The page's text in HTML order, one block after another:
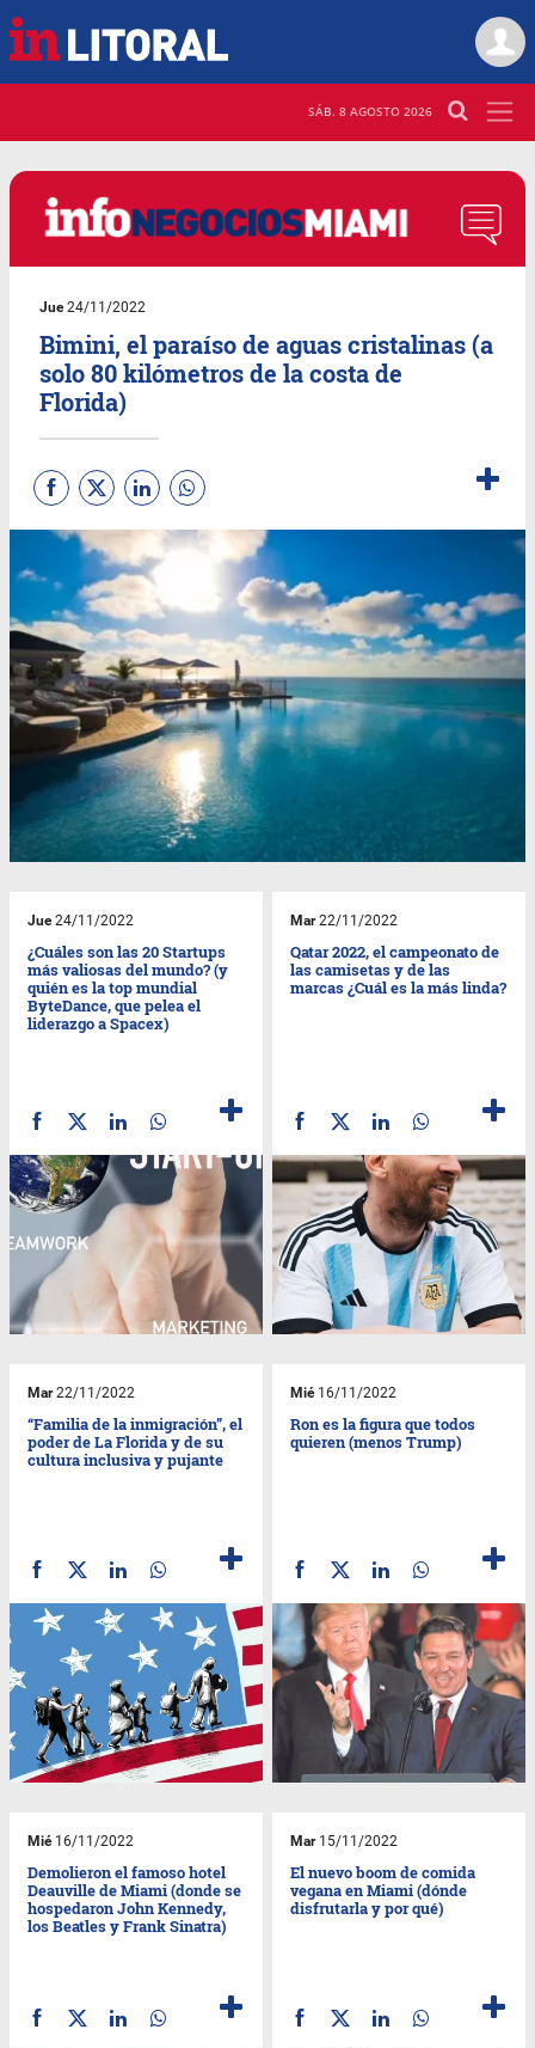
SÁB. 8 AGOSTO 2026
Jue24/11/2022
Bimini, el paraíso de aguas cristalinas (a
solo 80 kilómetros de la costa de
Florida)
Jue24/11/2022
¿Cuáles son las 20 Startups
más valiosas del mundo? (y
quién es la top mundial
ByteDance, que pelea el
liderazgo a Spacex)
Mar22/11/2022
Qatar 2022, el campeonato de
las camisetas y de las
marcas ¿Cuál es la más linda?
Mar22/11/2022
“Familia de la inmigración”, el
poder de La Florida y de su
cultura inclusiva y pujante
Mié16/11/2022
Ron es la figura que todos
quieren (menos Trump)
Mié16/11/2022
Demolieron el famoso hotel
Deauville de Miami (donde se
hospedaron John Kennedy,
los Beatles y Frank Sinatra)
Mar15/11/2022
El nuevo boom de comida
vegana en Miami (dónde
disfrutarla y por qué)